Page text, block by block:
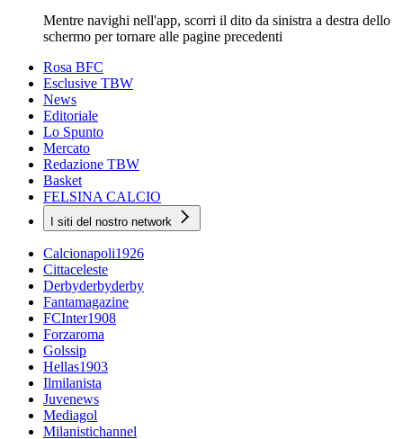
Mentre navighi nell'app, scorri il dito da sinistra a destra dello
schermo per tornare alle pagine precedenti
Rosa BFC
Esclusive TBW
News
Editoriale
Lo Spunto
Mercato
Redazione TBW
Basket
FELSINA CALCIO
I siti del nostro network
Calcionapoli1926
Cittaceleste
Derbyderbyderby
Fantamagazine
FCInter1908
Forzaroma
Golssip
Hellas1903
Ilmilanista
Juvenews
Mediagol
Milanistichannel